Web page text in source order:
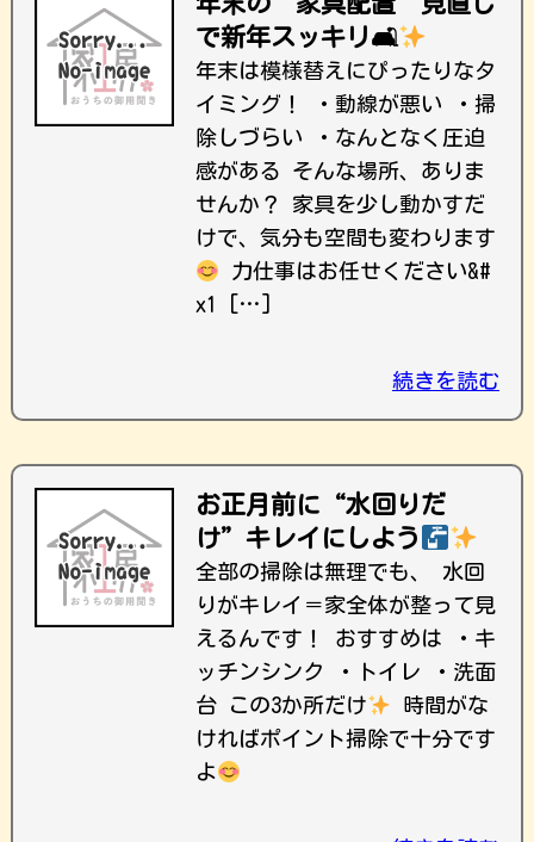
で新年スッキリ🛋
年末は模様替えにぴったりなタ
イミング！ ・動線が悪い ・掃
除しづらい ・なんとなく圧迫
感がある そんな場所、ありま
せんか？ 家具を少し動かすだ
けで、気分も空間も変わります
力仕事はお任せください&#
x1 […]
続きを読む
お正月前に“水回りだ
け”キレイにしよう
全部の掃除は無理でも、 水回
りがキレイ＝家全体が整って見
えるんです！ おすすめは ・キ
ッチンシンク ・トイレ ・洗面
台 この3か所だけ
時間がな
ければポイント掃除で十分です
よ